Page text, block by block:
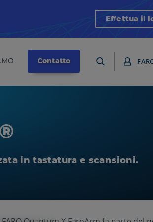
Contatto
Effettua il
®
in tastatura e scansioni.